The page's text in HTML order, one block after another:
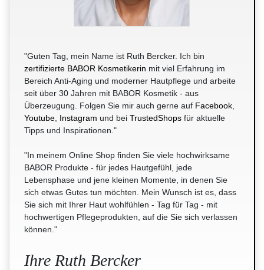
"Guten Tag, mein Name ist Ruth Bercker. Ich bin
zertifizierte BABOR Kosmetikerin mit viel Erfahrung im
Bereich Anti-Aging und moderner Hautpflege und arbeite
seit über 30 Jahren mit BABOR Kosmetik - aus
Überzeugung. Folgen Sie mir auch gerne auf Facebook
Youtube Instagram und bei TrustedShops für aktuelle
Tipps und Inspirationen."
"In meinem Online Shop finden Sie viele hochwirksame
BABOR Produkte - für jedes Hautgefühl, jede
Lebensphase und jene kleinen Momente, in denen Sie
sich etwas Gutes tun möchten. Mein Wunsch ist es, dass
Sie sich mit Ihrer Haut wohlfühlen - Tag für Tag - mit
hochwertigen Pflegeprodukten, auf die Sie sich verlassen
können."
Ihre Ruth Bercker